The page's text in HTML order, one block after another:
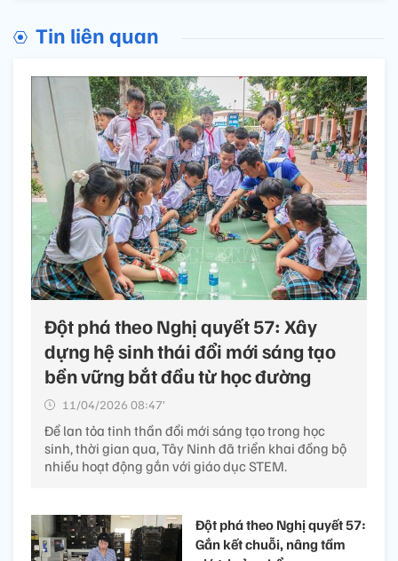
Tin liên quan
Đột phá theo Nghị quyết 57: Xây
dựng hệ sinh thái đổi mới sáng tạo
bền vững bắt đầu từ học đường
11/04/2026 08:47’
Để lan tỏa tinh thần đổi mới sáng tạo trong học
sinh, thời gian qua, Tây Ninh đã triển khai đồng bộ
nhiều hoạt động gắn với giáo dục STEM.
Đột phá theo Nghị quyết 57:
Gắn kết chuỗi, nâng tầm